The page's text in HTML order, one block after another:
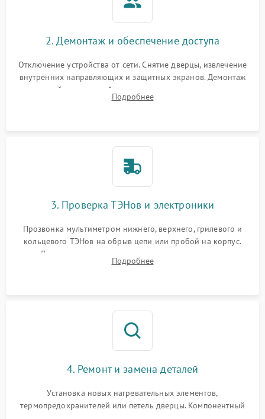
2. Демонтаж и обеспечение доступа
Отключение устройства от сети. Снятие дверцы, извлечение
внутренних направляющих и защитных экранов. Демонтаж
задней или верхней панели для прямого доступа к
нагревательным элементам, плате и вентиляторам.
Подробнее
3. Проверка ТЭНов и электроники
Прозвонка мультиметром нижнего, верхнего, грилевого и
кольцевого ТЭНов на обрыв цепи или пробой на корпус.
Диагностика термостата, датчиков температуры,
переключателя режимов и мотора конвекции.
Подробнее
4. Ремонт и замена деталей
Установка новых нагревательных элементов,
термопредохранителей или петель дверцы. Компонентный